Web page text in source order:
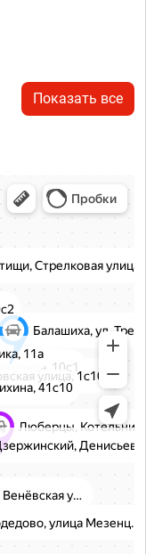
Показать все